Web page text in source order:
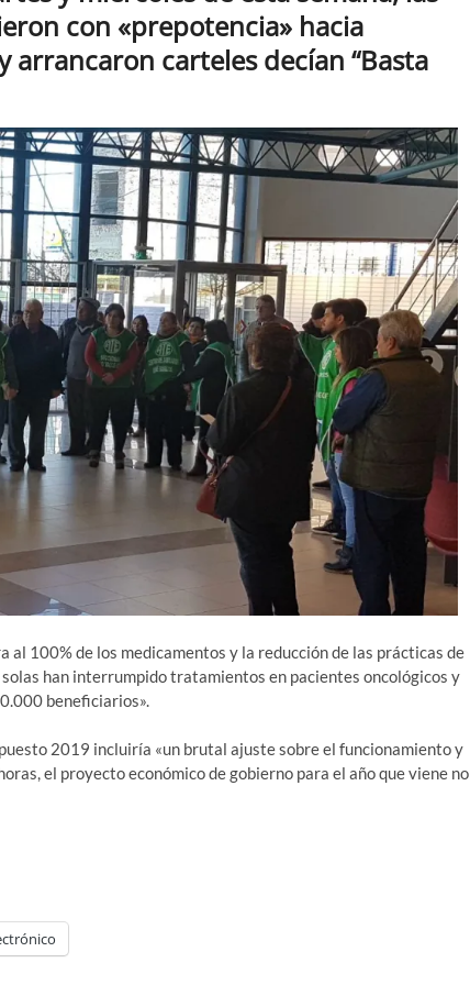
con «prepotencia» hacia
carteles decían “Basta
al 100% de los medicamentos y la reducción de las prácticas de
han interrumpido tratamientos en pacientes oncológicos y
beneficiarios».
2019 incluiría «un brutal ajuste sobre el funcionamiento y
el proyecto económico de gobierno para el año que viene no